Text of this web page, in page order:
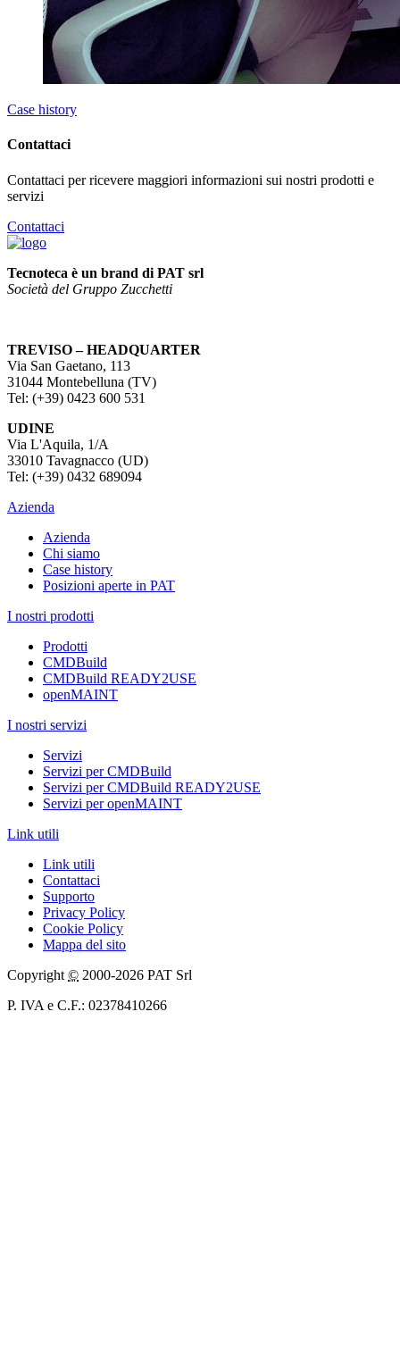
Case history
Contattaci
Contattaci per ricevere maggiori informazioni sui nostri prodotti e
servizi
Contattaci
Tecnoteca è un brand di PAT srl
Società del Gruppo Zucchetti
TREVISO – HEADQUARTER
Via San Gaetano, 113
31044 Montebelluna (TV)
Tel: (+39) 0423 600 531
UDINE
Via L'Aquila, 1/A
33010 Tavagnacco (UD)
Tel: (+39) 0432 689094
Azienda
Azienda
Chi siamo
Case history
Posizioni aperte in PAT
I nostri prodotti
Prodotti
CMDBuild
CMDBuild READY2USE
openMAINT
I nostri servizi
Servizi
Servizi per CMDBuild
Servizi per CMDBuild READY2USE
Servizi per openMAINT
Link utili
Link utili
Contattaci
Supporto
Privacy Policy
Cookie Policy
Mappa del sito
Copyright © 2000-2026 PAT Srl
P. IVA e C.F.: 02378410266